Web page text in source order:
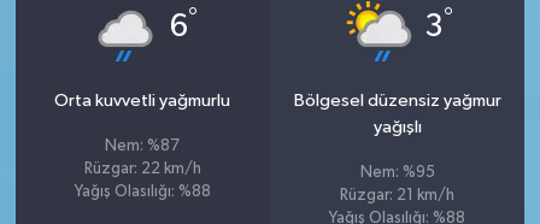
6°
Orta kuvvetli yağmurlu
Nem: %87
Rüzgar: 22 km/h
Yağış Olasılığı: %88
3°
Bölgesel düzensiz yağmur
yağışlı
Nem: %95
Rüzgar: 21 km/h
Yağış Olasılığı: %88